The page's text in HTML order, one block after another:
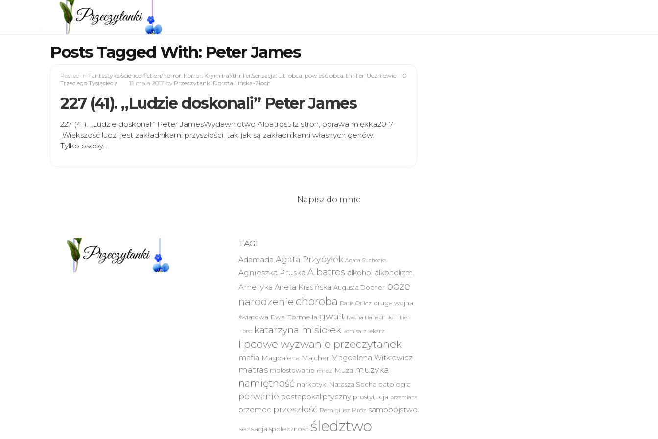
Posts Tagged With: Peter James
0
Posted in Fantastyka/science-fiction/horror, horror, Kryminał/thriller/sensacja, Lit. obca, powieść obca, thriller, Uczniowie
Trzeciego Tysiąclecia
15 maja 2017 by Przeczytanki Dorota Lińska-Złoch
227 (41). „Ludzie doskonali” Peter James
227 (41). „Ludzie doskonali” Peter JamesWydawnictwo Albatros512 stron, oprawa miękka2017
„Większość ludzi jest zakładnikami przyszłości, tak jak są zakładnikami własnych genów.
Tylko osoby…
Napisz do mnie
TAGI
Adamada Agata Przybyłek Agata Suchocka
Agnieszka Pruska Albatros alkohol alkoholizm
Ameryka Aneta Krasińska Augusta Docher boże
narodzenie choroba Daria Orlicz druga wojna
światowa Ewa Formella gwałt Iwona Banach Jorn Lier
Horst katarzyna misiołek komisarz lekarz
lipcowe wyzwanie przeczytanek
mafia Magdalena Majcher Magdalena Witkiewicz
matras molestowanie mróz Muza muzyka
namiętność narkotyki Natasza Socha patologia
porwanie postapokaliptyczny prostytucja przemiana
przemoc przeszłość Remigiusz Mróz samobójstwo
sensacja społeczność śledztwo